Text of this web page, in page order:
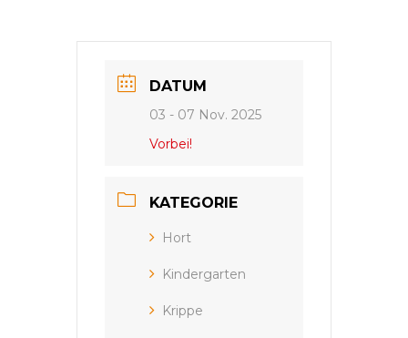
DATUM
03 - 07 Nov. 2025
Vorbei!
KATEGORIE
Hort
Kindergarten
Krippe